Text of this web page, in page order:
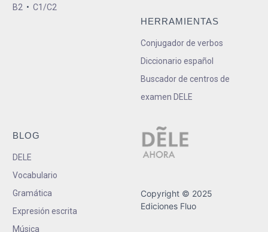
B2 • C1/C2
HERRAMIENTAS
Conjugador de verbos
Diccionario español
Buscador de centros de
examen DELE
BLOG
DELE
Vocabulario
Gramática
Expresión escrita
Música
Copyright © 2025
Ediciones Fluo